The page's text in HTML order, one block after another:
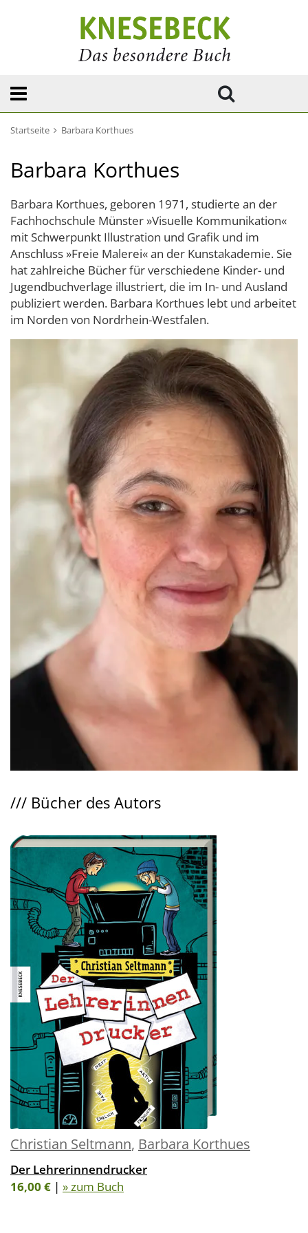
Startseite Barbara Korthues
Barbara Korthues
Barbara Korthues, geboren 1971, studierte an der
Fachhochschule Münster »Visuelle Kommunikation«
mit Schwerpunkt Illustration und Grafik und im
Anschluss »Freie Malerei« an der Kunstakademie. Sie
hat zahlreiche Bücher für verschiedene Kinder- und
Jugendbuchverlage illustriert, die im In- und Ausland
publiziert werden. Barbara Korthues lebt und arbeitet
im Norden von Nordrhein-Westfalen.
/// Bücher des Autors
Christian Seltmann, Barbara Korthues
Der Lehrerinnendrucker
16,00 € | » zum Buch